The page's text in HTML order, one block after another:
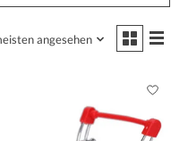
angesehen